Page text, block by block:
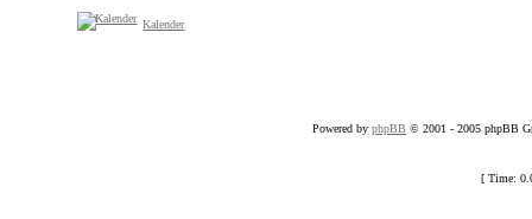
Kalender
Powered by phpBB © 2001 - 2005 phpBB
[ Time: